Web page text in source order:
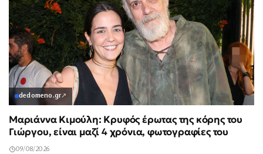
dedomeno.gr↗
Μαριάννα Κιμούλη: Κρυφός έρωτας της κόρης του
Γιώργου, είναι μαζί 4 χρόνια, φωτογραφίες του
09/08/2026